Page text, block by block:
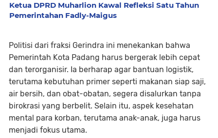
Ketua DPRD Muharlion Kawal Refleksi Satu Tahun
Pemerintahan Fadly-Maigus
Politisi dari fraksi Gerindra ini menekankan bahwa
Pemerintah Kota Padang harus bergerak lebih cepat
dan terorganisir. Ia berharap agar bantuan logistik,
terutama kebutuhan primer seperti makanan siap saji,
air bersih, dan obat-obatan, segera disalurkan tanpa
birokrasi yang berbelit. Selain itu, aspek kesehatan
mental para korban, terutama anak-anak, juga harus
menjadi fokus utama.